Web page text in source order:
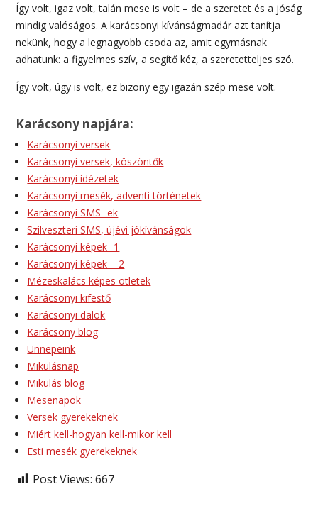
Így volt, igaz volt, talán mese is volt – de a szeretet és a jóság
mindig valóságos. A karácsonyi kívánságmadár azt tanítja
nekünk, hogy a legnagyobb csoda az, amit egymásnak
adhatunk: a figyelmes szív, a segítő kéz, a szeretetteljes szó.
Így volt, úgy is volt, ez bizony egy igazán szép mese volt.
Karácsony napjára:
Karácsonyi versek
Karácsonyi versek, köszöntők
Karácsonyi idézetek
Karácsonyi mesék, adventi történetek
Karácsonyi SMS- ek
Szilveszteri SMS, újévi jókívánságok
Karácsonyi képek -1
Karácsonyi képek – 2
Mézeskalács képes ötletek
Karácsonyi kifestő
Karácsonyi dalok
Karácsony blog
Ünnepeink
Mikulásnap
Mikulás blog
Mesenapok
Versek gyerekeknek
Miért kell-hogyan kell-mikor kell
Esti mesék gyerekeknek
Post Views: 667